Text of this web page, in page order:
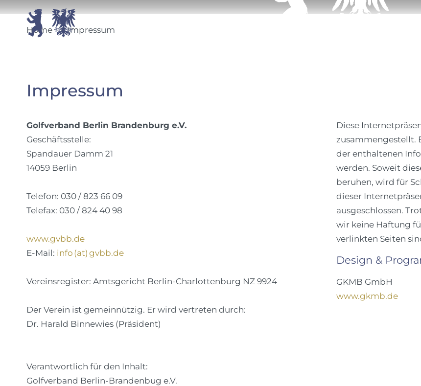
Home Impressum
Impressum
Golfverband Berlin Brandenburg e.V.
Geschäftsstelle:
Spandauer Damm 21
14059 Berlin
Telefon: 030 / 823 66 09
Telefax: 030 / 824 40 98
www.gvbb.de
E-Mail: info (at) gvbb.de
Vereinsregister: Amtsgericht Berlin-Charlottenburg NZ 9924
Der Verein ist gemeinnützig. Er wird vertreten durch:
Dr. Harald Binnewies (Präsident)
Verantwortlich für den Inhalt:
Golfverband Berlin-Brandenbug e.V.
Diese
zusammengestellt.
der enthaltenen
werden. Soweit
beruhen, wird für
dieser
ausgeschlossen.
wir keine Haftung
verlinkten Seiten
Design &
GKMB GmbH
www.gkmb.de